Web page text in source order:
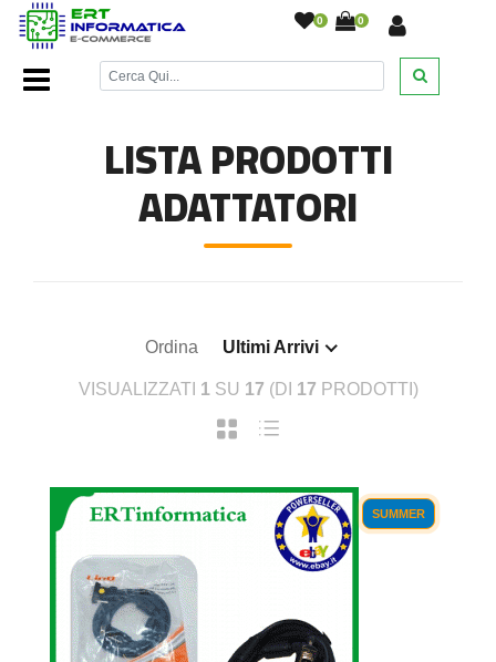
0 0
Home Page/Cavetteria/Adattatori/
LISTA PRODOTTI
ADATTATORI
Ordina Ultimi Arrivi
VISUALIZZATI 1 SU 17 (DI 17 PRODOTTI)
SUMMER